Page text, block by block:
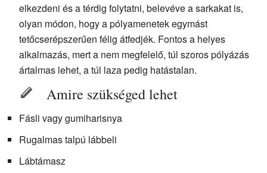
elkezdeni és a térdig folytatni, belevéve a sarkakat is,
olyan módon, hogy a pólyamenetek egymást
tetőcserépszerűen félig átfedjék. Fontos a helyes
alkalmazás, mert a nem megfelelő, túl szoros pólyázás
ártalmas lehet, a túl laza pedig hatástalan.
Amire szükséged lehet
Fásli vagy gumiharisnya
Rugalmas talpú lábbeli
Lábtámasz